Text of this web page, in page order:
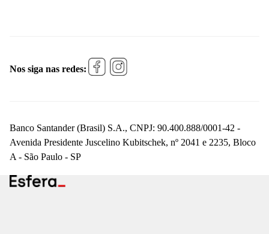
Nos siga nas redes:
Banco Santander (Brasil) S.A., CNPJ: 90.400.888/0001-42 -
Avenida Presidente Juscelino Kubitschek, nº 2041 e 2235, Bloco
A - São Paulo - SP